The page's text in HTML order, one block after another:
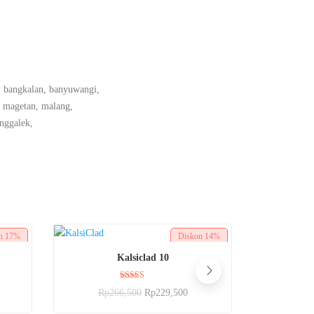
bangkalan, banyuwangi,
malang,
17%
Diskon 14%
BELI SEKARANG
Kalsiclad 10
Dinilai
5.00
Rp266,500 Rp229,500